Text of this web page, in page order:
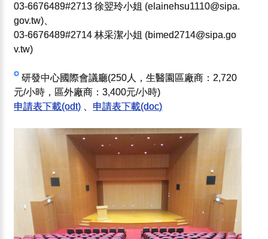
03-6676489#2713 徐翌玲小姐 (elainehsu1110@sipa.
gov.tw)、
03-6676489#2714 林采潔小姐 (bimed2714@sipa.go
v.tw)
研發中心國際會議廳(250人，生醫園區廠商：2,720
元/小時，區外廠商：3,400元/小時)
申請表下載(odt) 、 申請表下載(doc)